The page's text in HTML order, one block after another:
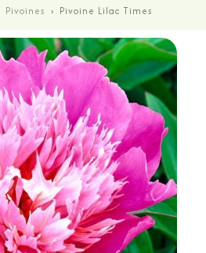
Pivoines › Pivoine Lilac Times